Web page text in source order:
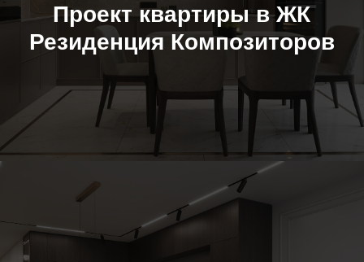
Проект квартиры в ЖК
Резиденция Композиторов